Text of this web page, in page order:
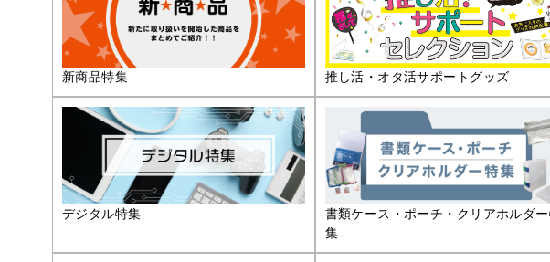
新商品特集 推し活・オタ活サポートグッズ
デジタル特集
書類ケース・ポーチ・クリアホルダ
集